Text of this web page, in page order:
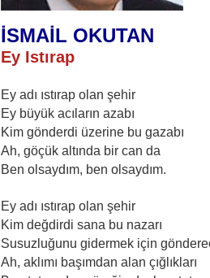
İSMAİL OKUTAN
Ey Istırap
Ey adı ıstırap olan şehir
Ey büyük acıların azabı
Kim gönderdi üzerine bu gazabı
Ah, göçük altında bir can da
Ben olsaydım, ben olsaydım.
Ey adı ıstırap olan şehir
Kim değdirdi sana bu nazarı
Susuzluğunu gidermek için
Ah, aklımı başımdan alan çığlıkları